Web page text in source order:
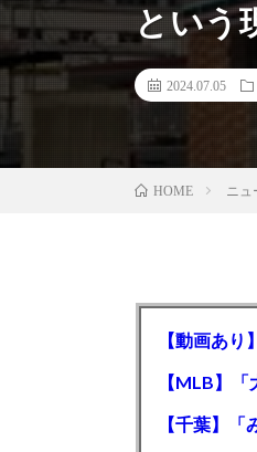
という
2024.07.05
HOME ニュ
【動画あ